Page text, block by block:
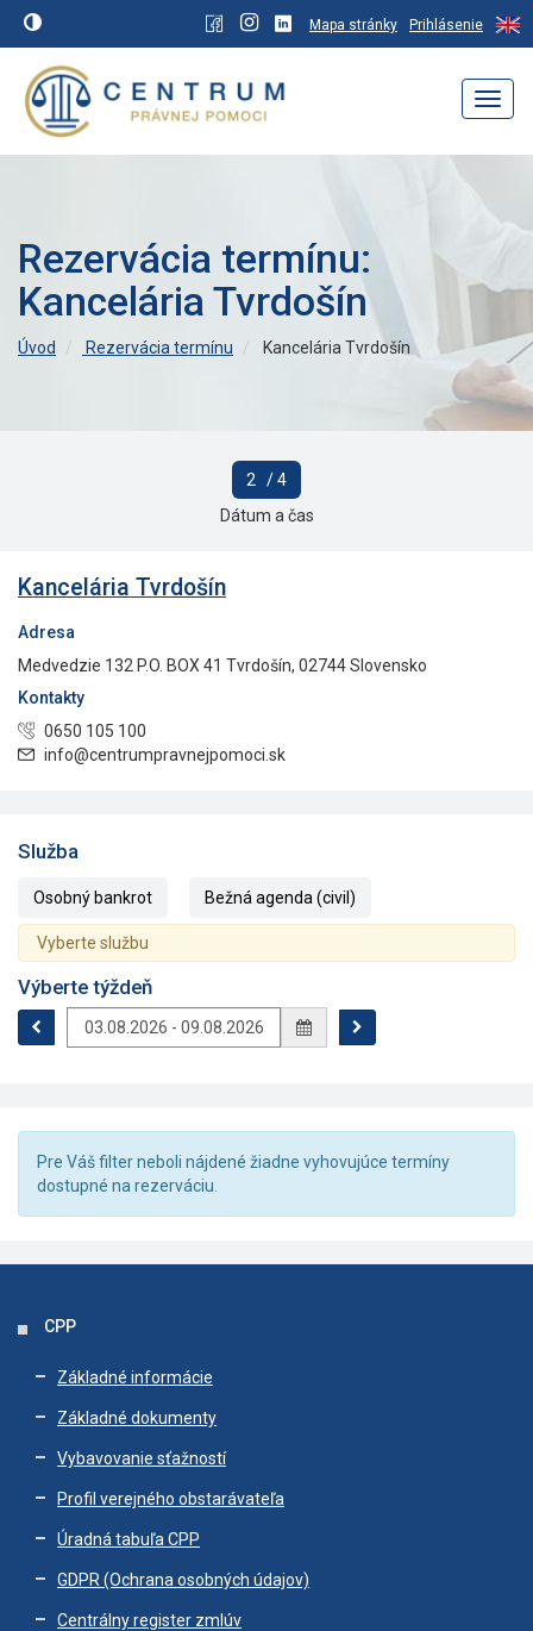
Mapa stránky Prihlásenie
Rezervácia termínu:
Kancelária Tvrdošín
Úvod Rezervácia termínu Kancelária Tvrdošín
2
/ 4
Dátum a čas
Kancelária Tvrdošín
Adresa
Medvedzie 132 P.O. BOX 41 Tvrdošín, 02744 Slovensko
Kontakty
0650 105 100
info@centrumpravnejpomoci.sk
Služba
Osobný bankrot Bežná agenda (civil)
Vyberte službu
Výberte týždeň
Pre Váš filter neboli nájdené žiadne vyhovujúce termíny
dostupné na rezerváciu.
CPP
Základné informácie
Základné dokumenty
Vybavovanie sťažností
Profil verejného obstarávateľa
Úradná tabuľa CPP
GDPR (Ochrana osobných údajov)
Centrálny register zmlúv